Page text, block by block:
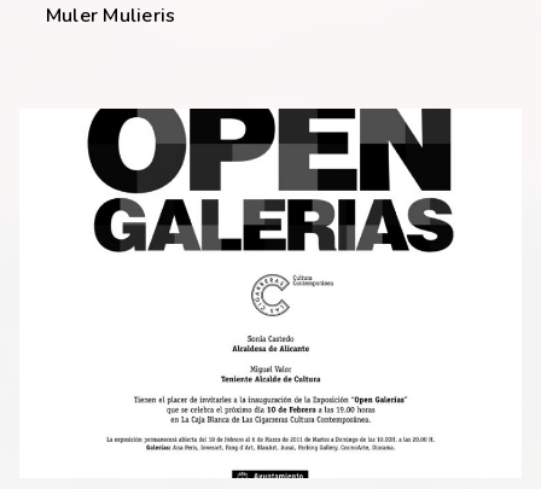
Muler Mulieris